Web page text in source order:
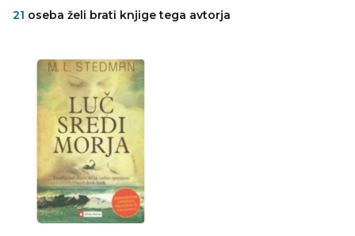
21 oseba želi brati knjige tega avtorja